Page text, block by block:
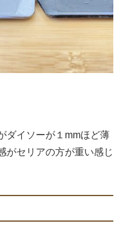
ダイソーが１mmほど薄
がセリアの方が重い感じ